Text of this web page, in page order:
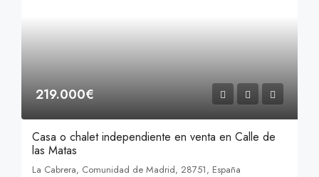
219.000€
Casa o chalet independiente en venta en Calle de
las Matas
La Cabrera, Comunidad de Madrid, 28751, España